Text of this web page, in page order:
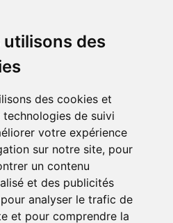
utilisons des
des cookies et
de suivi
votre expérience
sur notre site, pour
un contenu
et des publicités
analyser le trafic de
et pour comprendre la
Paiement
Paiement sécurisé